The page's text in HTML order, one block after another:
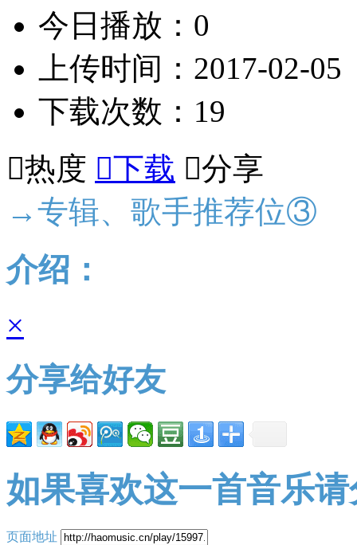
今日播放：0
上传时间：2017-02-05
下载次数：19
热度 下载 分享
→专辑、歌手推荐位③
介绍：
×
分享给好友
如果喜欢这一首音乐
页面地址